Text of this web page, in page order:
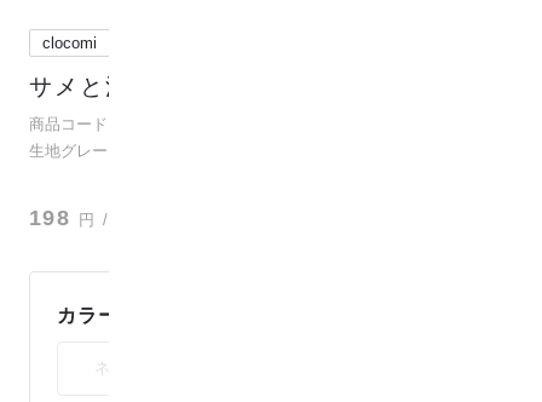
clocomi
サメと泡と海藻
商品コード：para-co2j-80016
生地グレード：ダブルガーゼ
198 円 / 10cm
カラー：
ネイビー